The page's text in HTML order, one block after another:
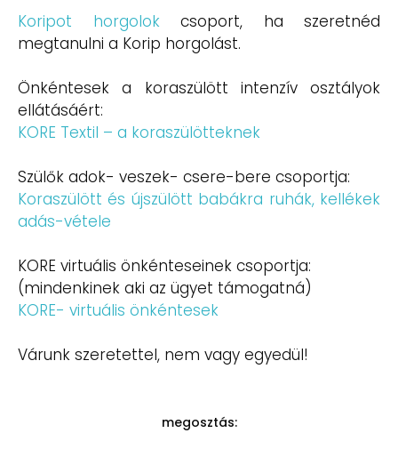
Koripot horgolokcsoport, ha szeretnéd
megtanulni a Korip horgolást.
Önkéntesek a koraszülött intenzív osztályok
ellátásáért:
KORE Textil – a koraszülötteknek
Szülők adok- veszek- csere-bere csoportja:
Koraszülött és újszülött babákra ruhák, kellékek
adás-vétele
KORE virtuális önkénteseinek csoportja:
(mindenkinek aki az ügyet támogatná)
KORE- virtuális önkéntesek
Várunk szeretettel, nem vagy egyedül!
megosztás: